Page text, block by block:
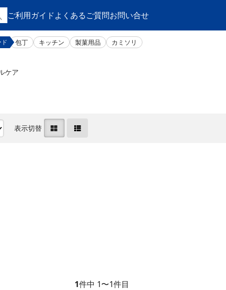
ご利用ガイドよくあるご質問お問い合せ
包丁 キッチン 製菓用品 カミソリ
ケア
表示切替
1件中 1〜1件目